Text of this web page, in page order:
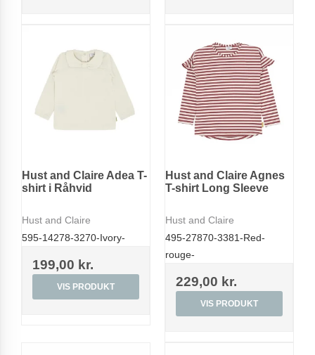
Hust and Claire Adea T-
shirt i Råhvid
Hust and Claire
595-14278-3270-Ivory-
199,00 kr.
VIS PRODUKT
Hust and Claire Agnes
T-shirt Long Sleeve
Hust and Claire
495-27870-3381-Red-
rouge-
229,00 kr.
VIS PRODUKT